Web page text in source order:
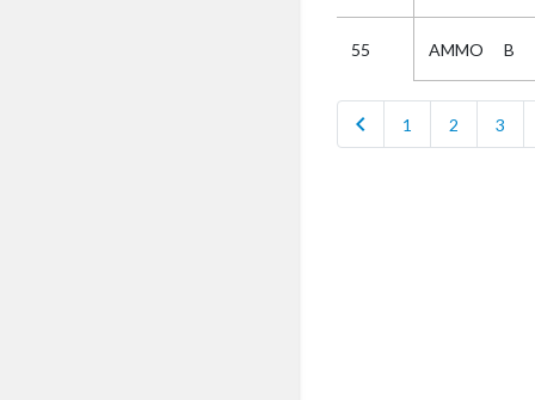
55 AMMO B
chevron_left 1 2 3